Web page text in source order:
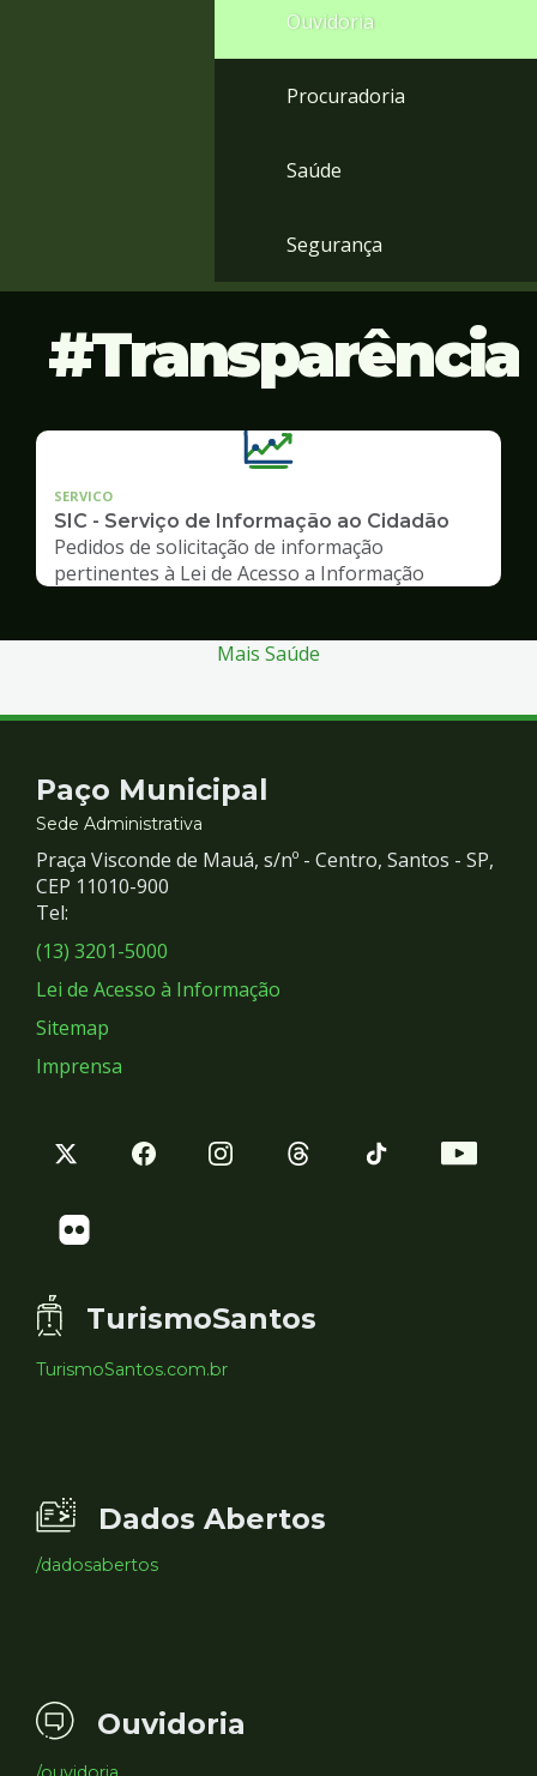
Ouvidoria
Procuradoria
Saúde
Segurança
Transparência
SERVICO
SIC - Serviço de Informação ao Cidadão
Pedidos de solicitação de informação
pertinentes à Lei de Acesso a Informação
Mais Saúde
Contato
e
Redes
Sociais
Paço Municipal
Sede Administrativa
Praça Visconde de Mauá, s/nº - Centro, Santos - SP,
CEP 11010-900
Tel:
(13) 3201-5000
Lei de Acesso à Informação
Sitemap
Imprensa
TurismoSantos
TurismoSantos.com.br
Dados Abertos
/dadosabertos
Ouvidoria